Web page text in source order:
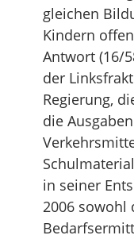
gleichen
Kindern
Antwort (16/
der
Regierung,
die
in seiner
2006 sowohl